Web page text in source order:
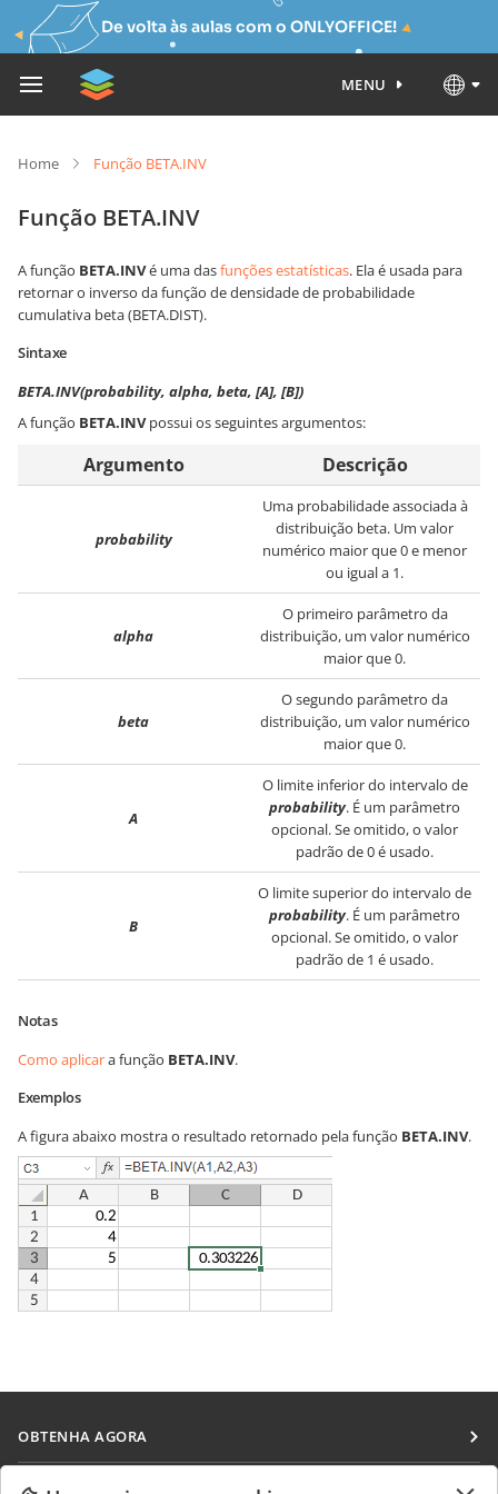
De volta às aulas com o ONLYOFFICE!
MENU
Home Função BETA.INV
Função BETA.INV
A função BETA.INVé uma dasfunções estatísticas. Ela é usada para
retornar o inverso da função de densidade de probabilidade
cumulativa beta (BETA.DIST).
Sintaxe
BETA.INV(probability, alpha, beta, [A], [B])
A função BETA.INVpossui os seguintes argumentos:
Argumento Descrição
probability
Uma probabilidade associada à
distribuição beta. Um valor
numérico maior que 0 e menor
ou igual a 1.
alpha
O primeiro parâmetro da
distribuição, um valor numérico
maior que 0.
beta
O segundo parâmetro da
distribuição, um valor numérico
maior que 0.
A
O limite inferior do intervalo de
probability. É um parâmetro
opcional. Se omitido, o valor
padrão de 0 é usado.
B
O limite superior do intervalo de
probability. É um parâmetro
opcional. Se omitido, o valor
padrão de 1 é usado.
Notas
Como aplicara função BETA.INV.
Exemplos
A figura abaixo mostra o resultado retornado pela função BETA.INV.
OBTENHA AGORA
Docs
COLABORAR